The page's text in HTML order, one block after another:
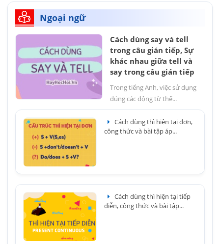
Ngoại ngữ
Cách dùng say và tell
trong câu gián tiếp, Sự
khác nhau giữa tell và
say trong câu gián tiếp
Trong tiếng Anh, việc sử dụng
đúng các động từ thể...
Cách dùng thì hiện tại đơn,
công thức và bài tập áp...
Cách dùng thì hiện tại tiếp
diễn, công thức và bài tập...